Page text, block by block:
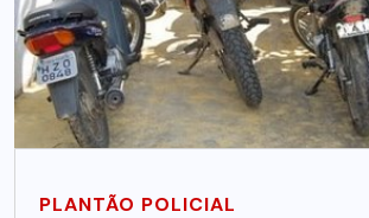
PLANTÃO POLICIAL